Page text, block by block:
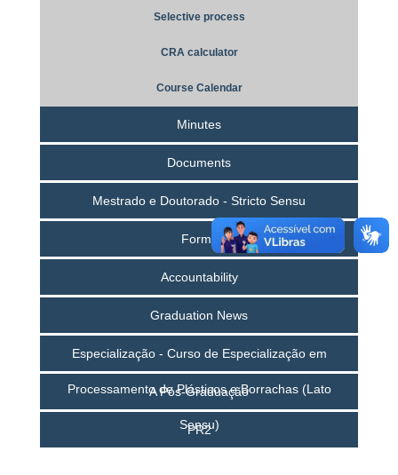
Selective process
CRA calculator
Course Calendar
Minutes
Documents
Mestrado e Doutorado - Stricto Sensu
Forms
Accountability
Graduation News
Especialização - Curso de Especialização em
Processamento de Plásticos e Borrachas (Lato
Sensu)
A Pós-Graduação
PR2